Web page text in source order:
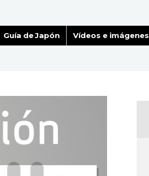
Guía de Japón Vídeos e imágenes